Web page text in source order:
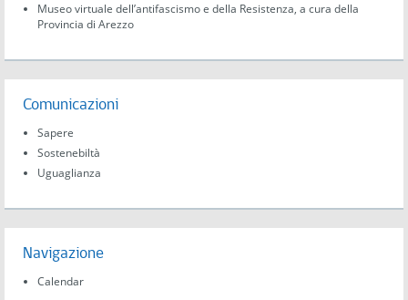
Museo virtuale dell’antifascismo e della Resistenza, a cura della
Provincia di Arezzo
Comunicazioni
Sapere
Sostenebiltà
Uguaglianza
Navigazione
Calendar